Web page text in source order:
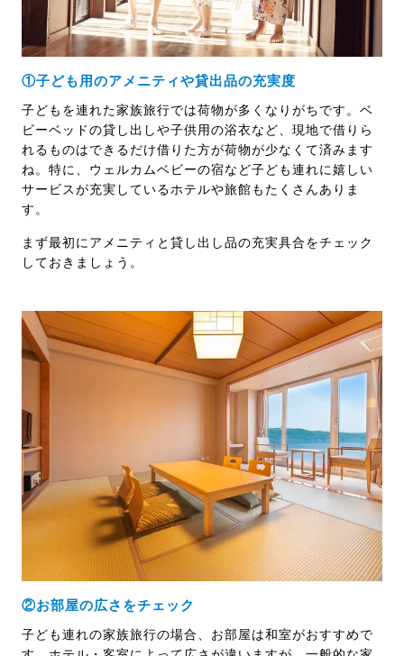
①子ども用のアメニティや貸出品の充実度
子どもを連れた家族旅行では荷物が多くなりがちです。ベ
ビーベッドの貸し出しや子供用の浴衣など、現地で借りら
れるものはできるだけ借りた方が荷物が少なくて済みます
ね。特に、ウェルカムベビーの宿など子ども連れに嬉しい
サービスが充実しているホテルや旅館もたくさんありま
す。
まず最初にアメニティと貸し出し品の充実具合をチェック
しておきましょう。
②お部屋の広さをチェック
子ども連れの家族旅行の場合、お部屋は和室がおすすめで